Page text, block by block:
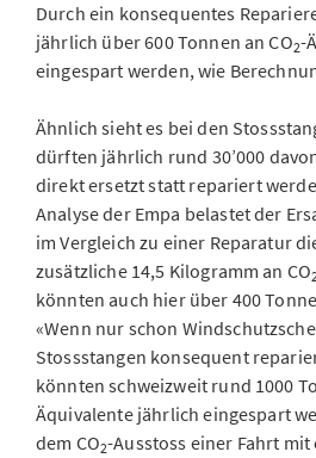
Durch ein konsequentes
jährlich über 600 Tonnen an CO2-
eingespart werden, wie
Ähnlich sieht es bei den
dürften jährlich rund 30’000
direkt ersetzt statt repariert
Analyse der Empa belastet der
im Vergleich zu einer Reparatur
zusätzliche 14,5 Kilogramm an CO
könnten auch hier über 400
«Wenn nur schon
Stossstangen konsequent
könnten schweizweit rund 1000
Äquivalente jährlich eingespart
dem CO2-Ausstoss einer Fahrt mit